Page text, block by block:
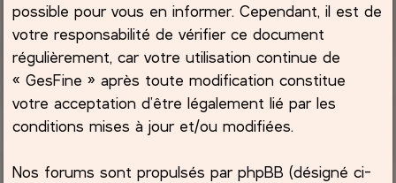
possible pour vous en informer. Cependant, il est de
votre responsabilité de vérifier ce document
régulièrement, car votre utilisation continue de
« GesFine » après toute modification constitue
votre acceptation d’être légalement lié par les
conditions mises à jour et/ou modifiées.
Nos forums sont propulsés par phpBB (désigné ci-